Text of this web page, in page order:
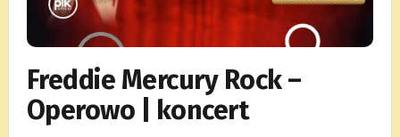
Freddie Mercury Rock –
Operowo | koncert